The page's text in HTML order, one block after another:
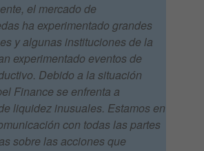
el mercado de
ha experimentado grandes
y algunas instituciones de la
experimentado eventos de
Debido a la situación
Finance se enfrenta a
liquidez inusuales. Estamos en
con todas las partes
sobre las acciones que